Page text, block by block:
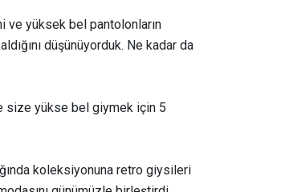
ve yüksek bel pantolonların
düşünüyorduk. Ne kadar da
size yükse bel giymek için 5
koleksiyonuna retro giysileri